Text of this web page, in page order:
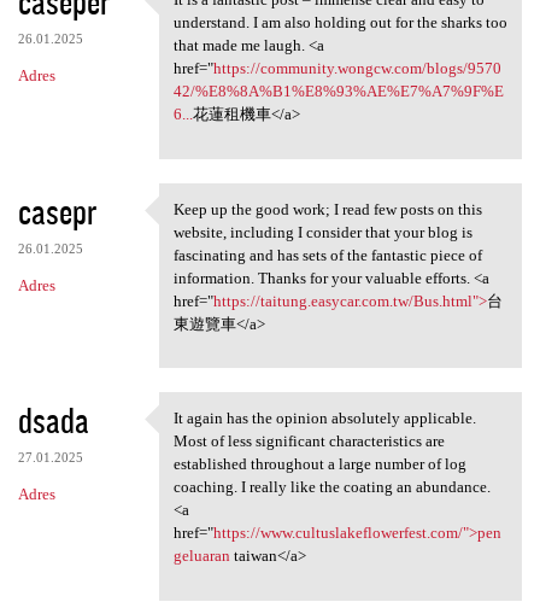
26.01.2025
Adres
It is a fantastic post –
understand. I am also holding out for the sharks too
that made me laugh. <a
href="https://community.wongcw.com/blogs/9570
42/%E8%8A%B1%E8%93%AE%E7%A7%9F%E
6... 花蓮租機車</a>
casepr
26.01.2025
Adres
Keep up the good work; I read
Keep up the good work; I read few posts on this
website, including I consider that your blog is
fascinating and has sets of the fantastic piece of
information. Thanks for your valuable efforts. <a
href="https://taitung.easycar.com.tw/Bus.html">台
東遊覽車</a>
dsada
27.01.2025
Adres
It again has the opinion
It again has the opinion absolutely applicable.
Most of less significant characteristics are
established throughout a large number of log
coaching. I really like the coating an abundance.
<a
href="https://www.cultuslakeflowerfest.com/">pen
geluaran taiwan</a>